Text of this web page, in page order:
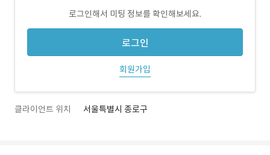
로그인해서 미팅 정보를 확인해보세요.
로그인
회원가입
클라이언트 위치 서울특별시 종로구